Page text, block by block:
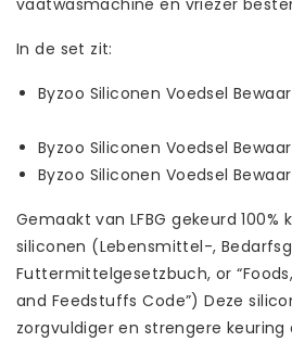
In de set zit:
Byzoo Siliconen Voedsel
Byzoo Siliconen Voedsel
Byzoo Siliconen Voedsel
Gemaakt van LFBG gekeurd 100%
siliconen (Lebensmittel-,
Futtermittelgesetzbuch, or
and Feedstuffs Code”) Deze
zorgvuldiger en strengere keuring